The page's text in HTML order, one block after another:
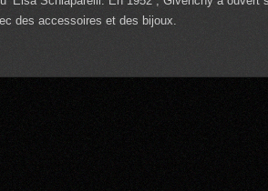
des accessoires et des bijoux.